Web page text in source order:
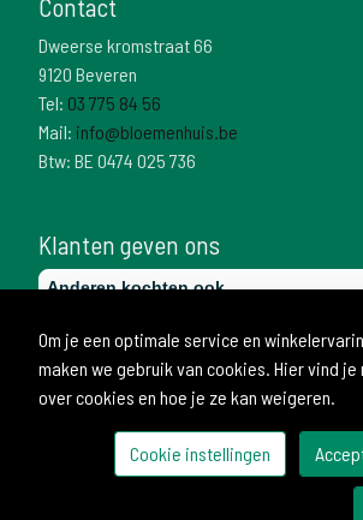
Contact
Dweerse kromstraat 66
9120 Beveren
Tel: 03 775 84 56
Mail: info@bloemenhuis.be
Btw: BE 0474 025 736
Klanten geven ons
Om je een optimale service en
maken we gebruik van cookies. Hier vind
over cookies en hoe je ze kan weigeren.
Cookie instellingen